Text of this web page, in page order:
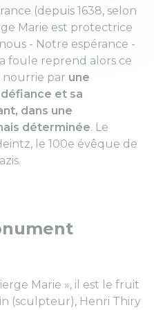
(depuis 1638, selon
Marie est protectrice
- Notre espérance -
foule reprend alors ce
nourrie par une
et sa
dans une
déterminée. Le
le 100e évêque de
Marie », il est le fruit
(sculpteur), Henri Thiry